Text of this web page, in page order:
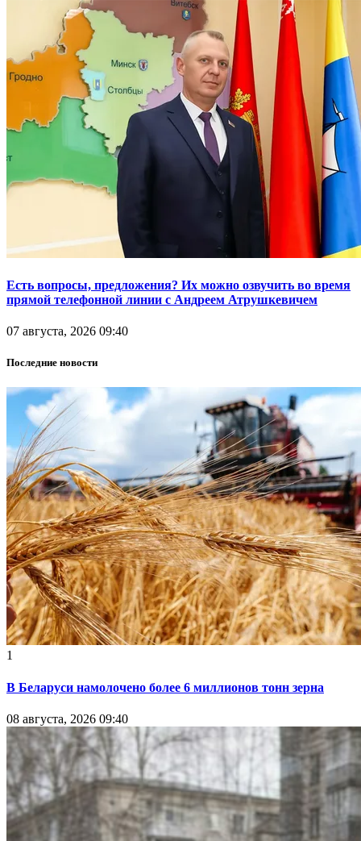
Есть вопросы, предложения? Их можно озвучить во время
прямой телефонной линии с Андреем Атрушкевичем
07 августа, 2026 09:40
Последние новости
1
В Беларуси намолочено более 6 миллионов тонн зерна
08 августа, 2026 09:40